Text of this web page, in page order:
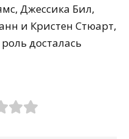
Джессика Бил,
и Кристен Стюарт,
досталась